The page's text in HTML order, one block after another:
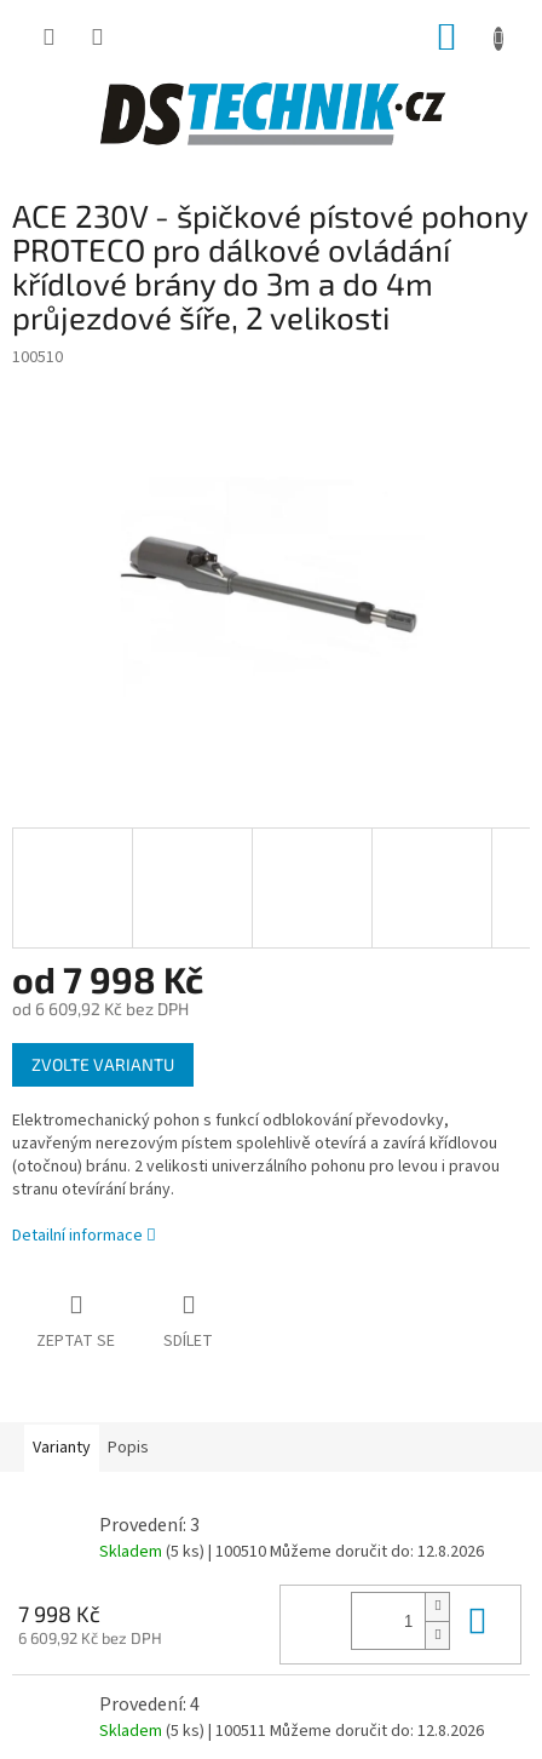
ACE 230V - špičkové pístové pohony
PROTECO pro dálkové ovládání
křídlové brány do 3m a do 4m
průjezdové šíře, 2 velikosti
100510
od 7 998 Kč
od 6 609,92 Kč bez DPH
Měrná
cena:
ZVOLTE VARIANTU
Elektromechanický pohon s funkcí odblokování převodovky,
uzavřeným nerezovým pístem spolehlivě otevírá a zavírá křídlovou
(otočnou) bránu. 2 velikosti univerzálního pohonu pro levou i pravou
stranu otevírání brány.
Detailní informace
ZEPTAT SE SDÍLET
Varianty Popis
Provedení: 3
Skladem (5 ks) | 100510Můžeme doručit do: 12.8.2026
7 998 Kč
6 609,92 Kč bez DPH
Provedení: 4
Skladem (5 ks) | 100511 Můžeme doručit do: 12.8.2026